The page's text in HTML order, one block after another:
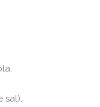
sal).